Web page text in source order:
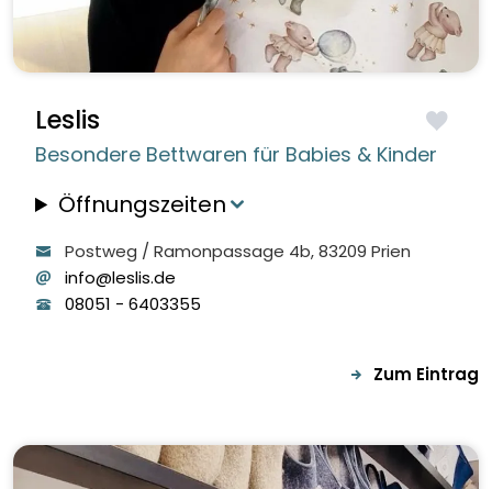
Leslis
Besondere Bettwaren für Babies & Kinder
Öffnungszeiten
Postweg / Ramonpassage 4b, 83209 Prien
info@leslis.de
08051 - 6403355
Zum Eintrag